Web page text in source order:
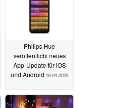
Philips Hue
veröffentlicht neues
App-Update für iOS
und Android 18.04.2025